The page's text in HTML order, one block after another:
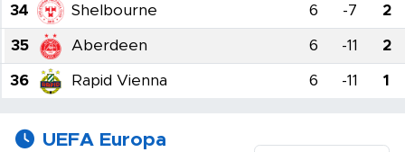
34 Shelbourne 6 -7 2
35 Aberdeen 6 -11 2
36 Rapid Vienna 6 -11 1
UEFA Europa